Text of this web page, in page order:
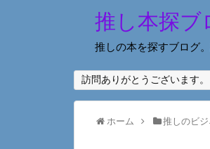
推し本探ブ
推しの本を探すブログ
訪問ありがとうございます。
ホーム 推しのビ